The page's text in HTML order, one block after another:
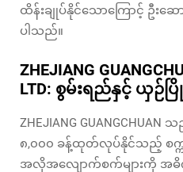
ထိန်းချုပ်နိုင်သောကြောင့် ဦးဆ
ပါသည်။
ZHEJIANG
LTD: စွမ်းရည်နှင့် ယှဉ်ပ
ZHEJIANG
၈,၀၀၀ ခန့်ထုတ်လုပ်နိုင်သည့် စ
အလိုအလျောက်စက်များကို အ